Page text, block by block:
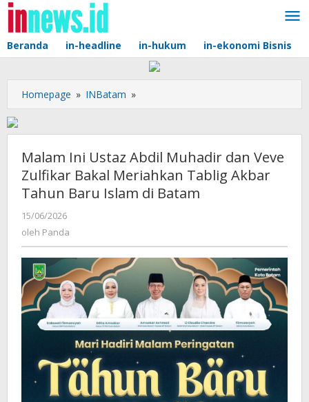
Lewati
konten
Beranda in-headline in-hukum in-ekonomi Bisnis
Homepage » INBatam »
Ini
Abdil
Muhadir
dan
Veve
Zulfikar
Baru
Islam
di
Batam
Malam Ini Ustaz Abdil Muhadir dan Veve
Zulfikar Bakal Meriahkan Tablig Akbar
Tahun Baru Islam di Batam
15/06/2026
oleh Panda